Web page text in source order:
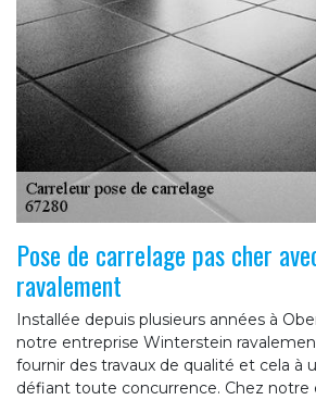
Pose de carrelage pas cher
ravalement
Installée depuis plusieurs années à
notre entreprise Winterstein
fournir des travaux de qualité et cela à
défiant toute concurrence. Chez notre